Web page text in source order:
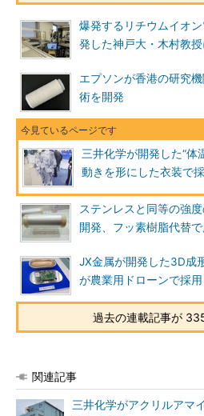
爆発するリチウムイオ
発した神戸大・木村教授
エプソンが香港の研究
術を開発
三井化学が開発した“体
動きを形にした衣装で
ステンレスと同等の強
開発、フッ素樹脂代替で
JX金属が開発した3D成
が農業用ドローンで採用
過去の連載記事が
関連記事
三井化学がアクリルアマ